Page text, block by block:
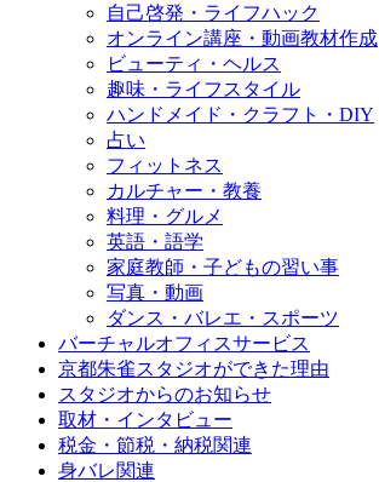
自己啓発・ライフハック
オンライン講座・動画教材作成
ビューティ・ヘルス
趣味・ライフスタイル
ハンドメイド・クラフト・DIY
占い
フィットネス
カルチャー・教養
料理・グルメ
英語・語学
家庭教師・子どもの習い事
写真・動画
ダンス・バレエ・スポーツ
バーチャルオフィスサービス
京都朱雀スタジオができた理由
スタジオからのお知らせ
取材・インタビュー
税金・節税・納税関連
身バレ関連